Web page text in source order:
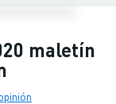
maletín